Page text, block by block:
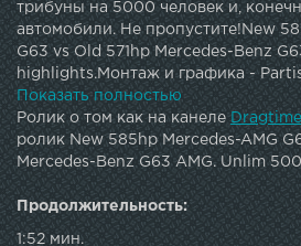
трибуны на 5000 человек и,
автомобили. Не пропустите!New
G63 vs Old 571hp Mercedes-Benz
highlights.Монтаж и графика -
вопросам/for all inquiries:
us:Facebook Twitter: Instagram: VK:
DT Test Drive - Ferrari
против Mercedes E63S AMG и
Test Drive — Lamborghini Urus.
Test Drive - Aston Martin DB11 vs
Показать полностью
Ролик о том как на канеле
ролик New 585hp Mercedes-AMG
Mercedes-Benz G63 AMG. Unlim
Продолжительность:
1:52 мин.